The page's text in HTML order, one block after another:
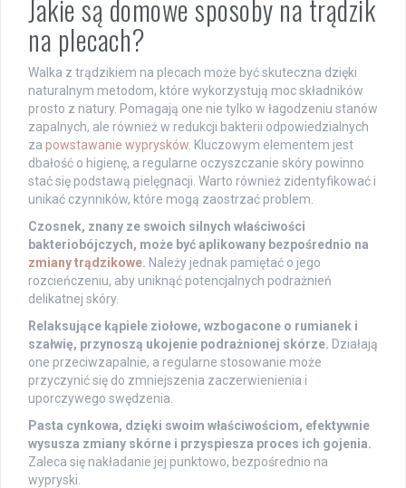
Jakie są domowe sposoby na trądzik
na plecach?
Walka z trądzikiem na plecach może być skuteczna dzięki
naturalnym metodom, które wykorzystują moc składników
prosto z natury. Pomagają one nie tylko w łagodzeniu stanów
zapalnych, ale również w redukcji bakterii odpowiedzialnych
za powstawanie wyprysków . Kluczowym elementem jest
dbałość o higienę, a regularne oczyszczanie skóry powinno
stać się podstawą pielęgnacji. Warto również zidentyfikować i
unikać czynników, które mogą zaostrzać problem.
Czosnek, znany ze swoich silnych właściwości
bakteriobójczych, może być aplikowany bezpośrednio na
zmiany trądzikowe. Należy jednak pamiętać o jego
rozcieńczeniu, aby uniknąć potencjalnych podrażnień
delikatnej skóry.
Relaksujące kąpiele ziołowe, wzbogacone o rumianek i
szałwię, przynoszą ukojenie podrażnionej skórze. Działają
one przeciwzapalnie, a regularne stosowanie może
przyczynić się do zmniejszenia zaczerwienienia i
uporczywego swędzenia.
Pasta cynkowa, dzięki swoim właściwościom, efektywnie
wysusza zmiany skórne i przyspiesza proces ich gojenia.
Zaleca się nakładanie jej punktowo, bezpośrednio na
wypryski.